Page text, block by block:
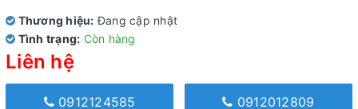
Thương hiệu: Đang cập nhật
Tình trạng: Còn hàng
Liên hệ
0912124585 0912012809